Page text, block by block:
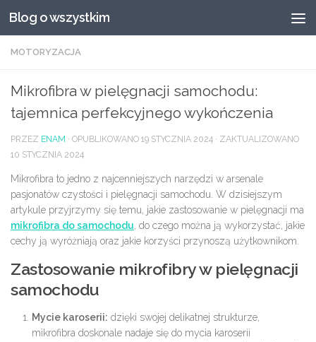
Przeskocz do treści
Blog o wszystkim
MOTORYZACJA
Mikrofibra w pielęgnacji samochodu:
tajemnica perfekcyjnego wykończenia
PRZEZ ENAM · OPUBLIKOWANO 19 STYCZNIA 2024 · ZAKTUALIZOWANO
10 STYCZNIA 2024
Mikrofibra to jedno z najcenniejszych narzędzi w arsenale
pasjonatów czystości i pielęgnacji samochodu. W dzisiejszym
artykule przyjrzymy się temu, jakie zastosowanie w pielęgnacji ma
mikrofibra do samochodu, do czego można ją wykorzystać, jakie
cechy ją wyróżniają oraz jakie korzyści przynoszą użytkownikom.
Zastosowanie mikrofibry w pielęgnacji
samochodu
Mycie karoserii: dzięki swojej delikatnej strukturze,
mikrofibra doskonale nadaje się do mycia karoserii